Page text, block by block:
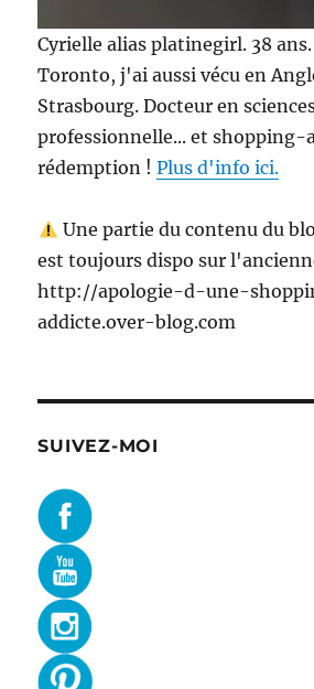
Cyrielle alias platinegirl. 38
Toronto, j'ai aussi vécu en
Strasbourg. Docteur en
professionnelle... et shopping-
rédemption !Plus d'info ici.
Une partie du contenu du
est toujours dispo sur
http://apologie-d-une-
addicte.over-blog.com
SUIVEZ-MOI